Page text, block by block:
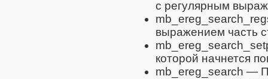
с регулярным
выражением часть
которой начнется
mb_ereg_search —